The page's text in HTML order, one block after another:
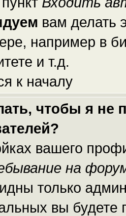
вам делать
например в
и т.д.
к началу
чтобы я не
вашего
на
только
вы будете